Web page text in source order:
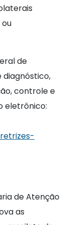
de
diagnóstico,
controle e
eletrônico:
de Atenção
as